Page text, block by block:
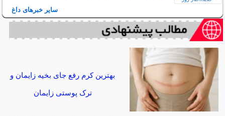
سایر خبرهای داغ
بهترین کرم رفع جای بخیه زایمان و
ترک پوستی زایمان